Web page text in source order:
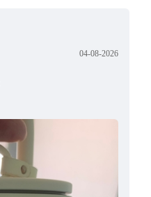
04-08-2026